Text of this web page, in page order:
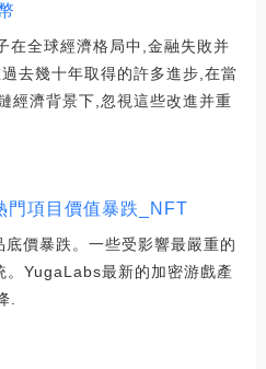
在全球經濟格局中,金融失敗并
去幾十年取得的許多進步,在當
經濟背景下,忽視這些改進并重
門項目價值暴跌_NFT
價暴跌。一些受影響最嚴重的
YugaLabs最新的加密游戲產
.